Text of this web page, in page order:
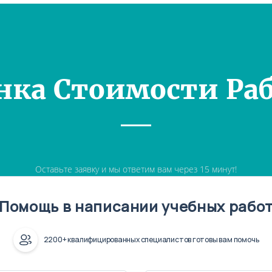
Стоимости
Оставьте заявку и мы ответим вам через 15 минут!
в написании учебных работ
2200+ квалифицированных специалистов готовы вам помочь